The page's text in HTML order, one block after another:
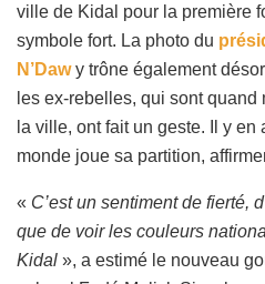
ville de Kidal pour la première
symbole fort. La photo du
N’Dawy trône également
les ex-rebelles, qui sont
la ville, ont fait un geste. Il y en
monde joue sa partition,
« C’est un sentiment de fierté,
que de voir les couleurs
Kidal », a estimé le nouveau